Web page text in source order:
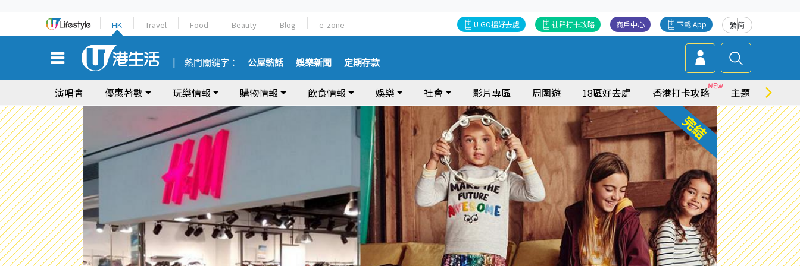
HK Travel Food Beauty Blog e-zone 繁简
下載 App
商戶中心
社群打卡攻略
U GO搵好去處
熱門關鍵字： 公屋熱話 娛樂新聞 定期存款
演唱會 優惠著數 玩樂情報 購物情報 飲食情報 娛樂 社會 影片專區 周圍遊 18區好去處 香港打卡攻略 主題特集